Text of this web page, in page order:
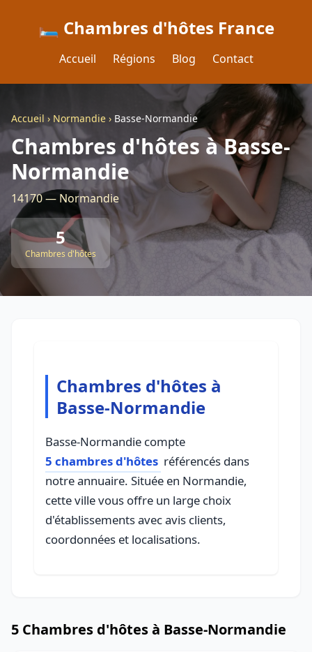
🛏️ Chambres d'hôtes France
Accueil Régions Blog Contact
Accueil › Normandie › Basse-Normandie
Chambres d'hôtes à Basse-
Normandie
14170 — Normandie
5
Chambres d'hôtes
Chambres d'hôtes à
Basse-Normandie
Basse-Normandie compte
5 chambres d'hôtes référencés dans
notre annuaire. Située en Normandie,
cette ville vous offre un large choix
d'établissements avec avis clients,
coordonnées et localisations.
5 Chambres d'hôtes à Basse-Normandie